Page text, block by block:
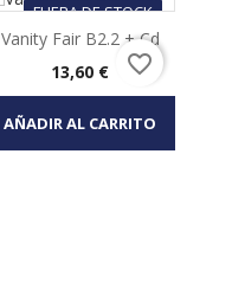
FUERA DE STOCK
Vanity Fair B2.2 + Cd
Precio
13,60 €
AÑADIR AL CARRITO
favorite_border